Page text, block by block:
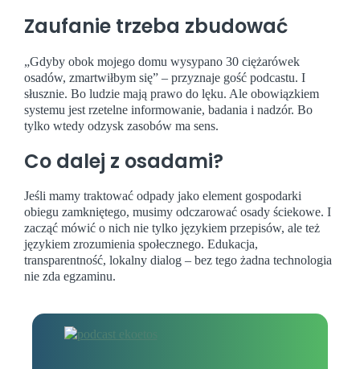
Zaufanie trzeba zbudować
„Gdyby obok mojego domu wysypano 30 ciężarówek
osadów, zmartwiłbym się” – przyznaje gość podcastu. I
słusznie. Bo ludzie mają prawo do lęku. Ale obowiązkiem
systemu jest rzetelne informowanie, badania i nadzór. Bo
tylko wtedy odzysk zasobów ma sens.
Co dalej z osadami?
Jeśli mamy traktować odpady jako element gospodarki
obiegu zamkniętego, musimy odczarować osady ściekowe. I
zacząć mówić o nich nie tylko językiem przepisów, ale też
językiem zrozumienia społecznego. Edukacja,
transparentność, lokalny dialog – bez tego żadna technologia
nie zda egzaminu.